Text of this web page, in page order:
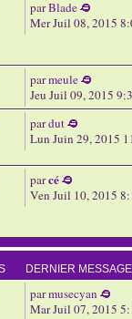
parBlade
Mer Juil 08, 2015
parmeule
Jeu Juil 09, 2015
pardut
Lun Juin 29, 2015
parcé
Ven Juil 10, 2015
DERNIER MESSAGE
parmusecyan
Mar Juil 07, 2015